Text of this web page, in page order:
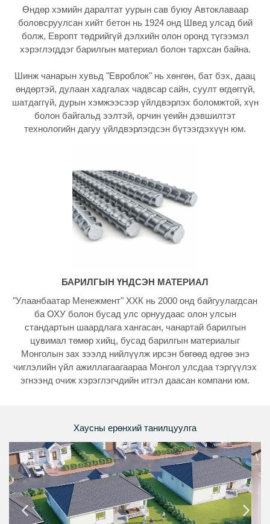
Өндөр хэмийн даралтат уурын сав буюу Автоклаваар
боловсруулсан хийт бетон нь 1924 онд Швед улсад бий
болж, Европт төдрийгүй дэлхийн олон оронд түгээмэл
хэрэглэгддэг барилгын материал болон тархсан байна.
Шинж чанарын хувьд "Евроблок" нь хөнгөн, бат бэх, даац
өндөртэй, дулаан хадгалах чадвсар сайн, суулт өгдөггүй,
шатдаггүй, дурын хэмжээсээр үйлдвэрлэх боломжтой, хүн
болон байгальд ээлтэй, орчин үеийн дэвшилтэт
технологийн дагуу үйлдвэрлэгдсэн бүтээгдэхүүн юм.
БАРИЛГЫН ҮНДСЭН МАТЕРИАЛ
"Улаанбаатар Менежмент" ХХК нь 2000 онд байгуулагдсан
ба ОХУ болон бусад улс орнуудаас олон улсын
стандартын шаардлага хангасан, чанартай барилгын
цувимал төмөр хийц, бусад барилгын материалыг
Монголын зах зээлд нийлүүлж ирсэн бөгөөд өдгөө энэ
чиглэлийн үйл ажиллагаагаараа Монгол улсдаа тэргүүлэх
эгнээнд очиж хэрэглэгчдийн итгэл даасан компани юм.
Хаусны ерөнхий танилцуулга